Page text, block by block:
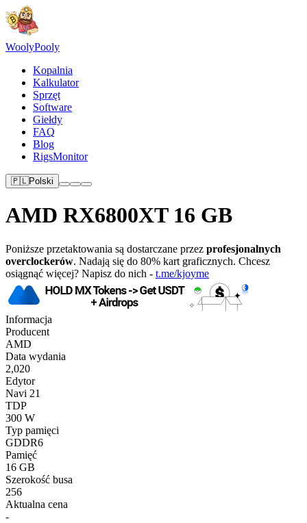
WoolyPooly
Kopalnia
Kalkulator
Sprzęt
Software
Giełdy
FAQ
Blog
RigsMonitor
🇵🇱Polski
AMD RX6800XT 16 GB
Poniższe przetaktowania są dostarczane przez profesjonalnych
overclockerów. Nadają się do 80% kart graficznych. Chcesz
osiągnąć więcej? Napisz do nich - t.me/kjoyme
Informacja
Producent
AMD
Data wydania
2,020
Edytor
Navi 21
TDP
300 W
Typ pamięci
GDDR6
Pamięć
16 GB
Szerokość busa
256
Aktualna cena
-